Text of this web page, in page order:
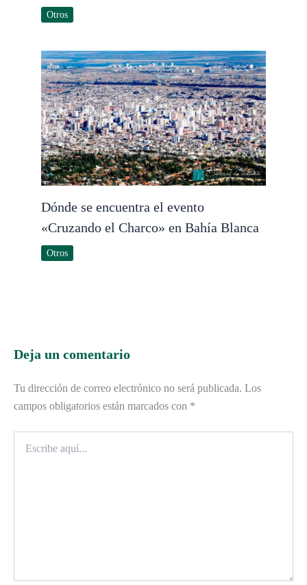
Otros
Dónde se encuentra el evento
«Cruzando el Charco» en Bahía Blanca
Otros
Deja un comentario
Tu dirección de correo electrónico no será publicada. Los
campos obligatorios están marcados con *
aquí...